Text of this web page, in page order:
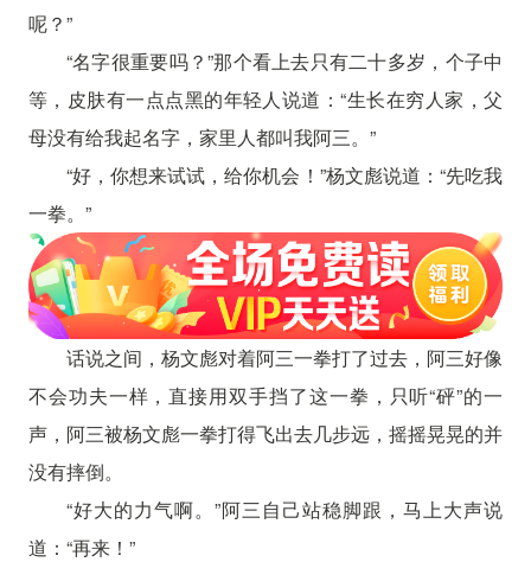
呢？”
“名字很重要吗？”那个看上去只有二十多岁，个子中
等，皮肤有一点点黑的年轻人说道：“生长在穷人家，父
母没有给我起名字，家里人都叫我阿三。”
“好，你想来试试，给你机会！”杨文彪说道：“先吃我
一拳。”
话说之间，杨文彪对着阿三一拳打了过去，阿三好像
不会功夫一样，直接用双手挡了这一拳，只听“砰”的一
声，阿三被杨文彪一拳打得飞出去几步远，摇摇晃晃的并
没有摔倒。
“好大的力气啊。”阿三自己站稳脚跟，马上大声说
道：“再来！”